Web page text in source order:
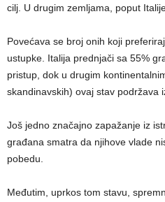
cilj. U drugim zemljama, poput
Povećava se broj onih koji
ustupke. Italija prednjači sa 55%
pristup, dok u drugim
skandinavskih) ovaj stav podržava
Još jedno značajno zapažanje iz
građana smatra da njihove vlade
pobedu.
Međutim, uprkos tom stavu,